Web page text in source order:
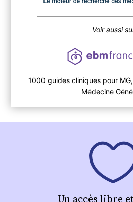
Voir aussi
1000 guides cliniques pour
Médecine
Un accès libre